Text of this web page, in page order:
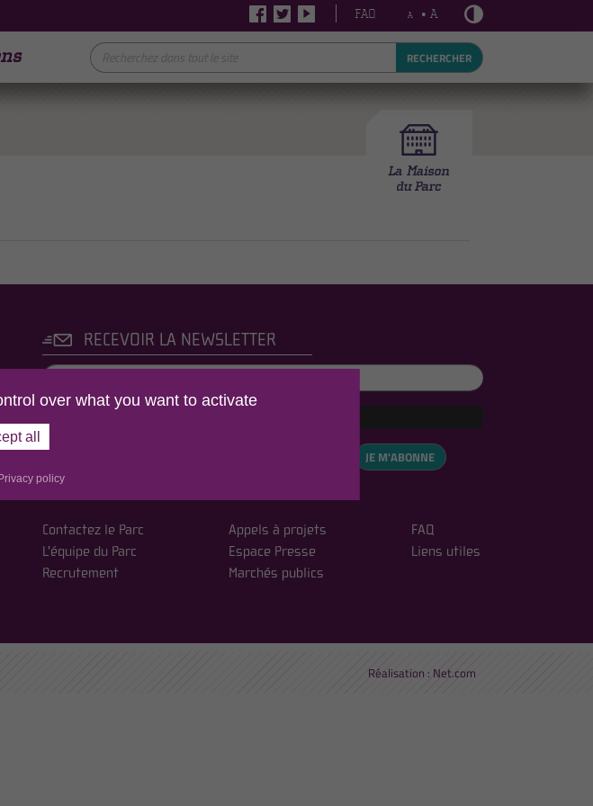
FAQ A • A
RECHERCHER
RECEVOIR LA NEWSLETTER
politique de confidentialité
JE M'ABONNE
Contactez le Parc
L'équipe du Parc
Recrutement
Appels à projets
Espace Presse
Marchés publics
FAQ
Liens utiles
Réalisation : Net.com
over what you want to activate
all
policy